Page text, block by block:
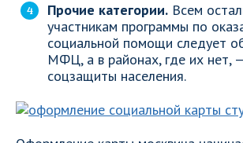
Прочие категории. Всем
участникам программы по
социальной помощи следует
МФЦ, а в районах, где их нет,
соцзащиты населения.